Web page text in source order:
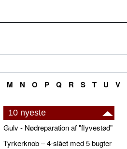
M N O P Q R S T U V
10 nyeste
Gulv - Nødreparation af "flyvestød"
Tyrkerknob – 4-slået med 5 bugter